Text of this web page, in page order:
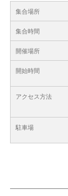
集合場所
集合時間
開催場所
開始時間
アクセス方法
駐車場